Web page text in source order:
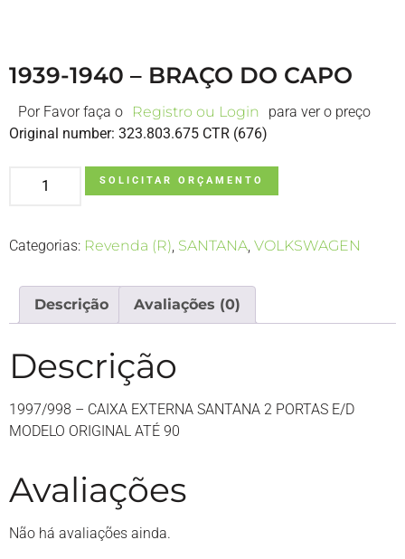
1939-1940 – BRAÇO DO CAPO
Por Favor faça o Registro ou Login
para ver o preço
Original number: 323.803.675 CTR (676)
SOLICITAR ORÇAMENTO
Categorias: Revenda (R), SANTANA, VOLKSWAGEN
Descrição Avaliações (0)
Descrição
1997/998 – CAIXA EXTERNA SANTANA 2 PORTAS E/D
MODELO ORIGINAL ATÉ 90
Avaliações
Não há avaliações ainda.